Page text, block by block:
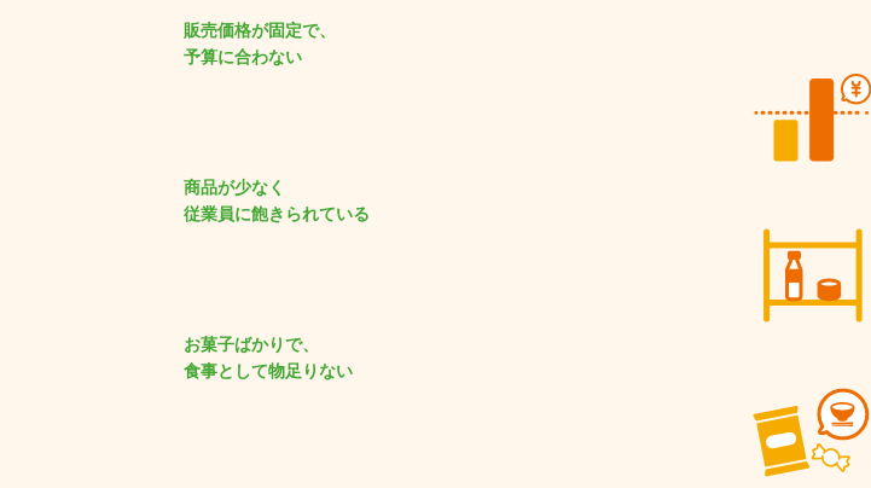
販売価格が固定で、
予算に合わない
商品が少なく
従業員に飽きられている
お菓子ばかりで、
食事として物足りない